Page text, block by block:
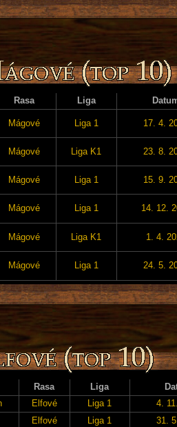
Rasa Liga
Mágové Liga 1 17. 4.
Mágové Liga K1 23. 8.
Mágové Liga 1 15. 9.
Mágové Liga 1 14. 12.
Mágové Liga K1 1. 4.
Mágové Liga 1 24. 5.
Rasa Liga
Elfové Liga 1 4.
Elfové Liga 1 31.